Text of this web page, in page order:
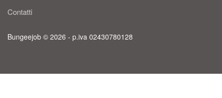
Contatti
Bungeejob © 2026 - p.iva 02430780128